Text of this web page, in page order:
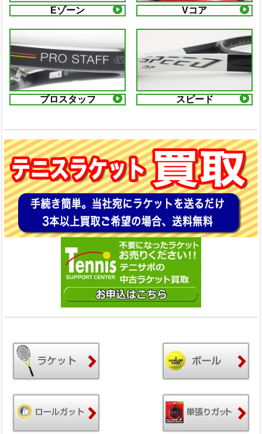
Eゾーン Vコア
プロスタッフ スピード